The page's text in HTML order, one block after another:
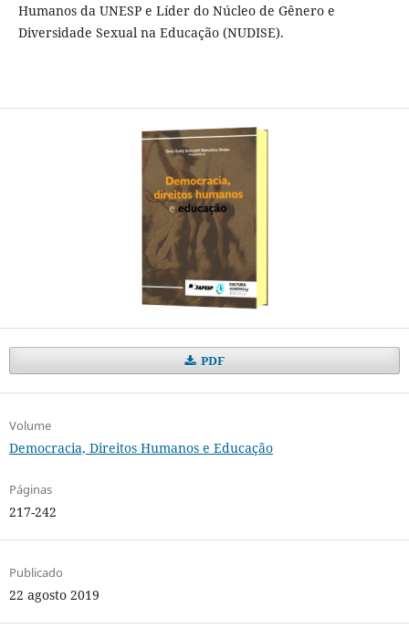
Humanos da UNESP e Líder do Núcleo de Gênero e
Diversidade Sexual na Educação (NUDISE).
PDF
Volume
Democracia, Direitos Humanos e Educação
Páginas
217-242
Publicado
22 agosto 2019